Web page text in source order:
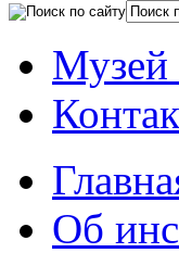
Музей
Об